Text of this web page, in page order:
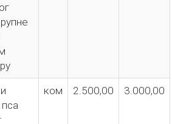
ком 2.500,00 3.000,00